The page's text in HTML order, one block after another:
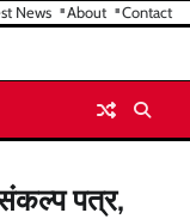
News About Contact
पत्र,